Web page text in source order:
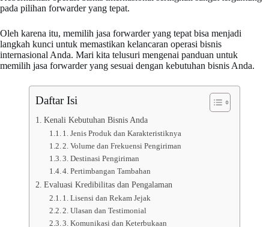
pada pilihan forwarder yang tepat.
Oleh karena itu, memilih jasa forwarder yang tepat bisa menjadi
langkah kunci untuk memastikan kelancaran operasi bisnis
internasional Anda. Mari kita telusuri mengenai panduan untuk
memilih jasa forwarder yang sesuai dengan kebutuhan bisnis Anda.
Daftar Isi
Kenali Kebutuhan Bisnis Anda
1. Jenis Produk dan Karakteristiknya
2. Volume dan Frekuensi Pengiriman
3. Destinasi Pengiriman
4. Pertimbangan Tambahan
Evaluasi Kredibilitas dan Pengalaman
1. Lisensi dan Rekam Jejak
2. Ulasan dan Testimonial
3. Komunikasi dan Keterbukaan